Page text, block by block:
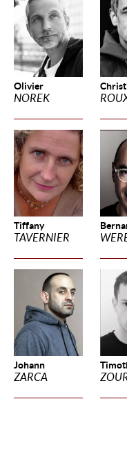
Olivier
NOREK
Tiffany
TAVERNIER
Johann
ZARCA